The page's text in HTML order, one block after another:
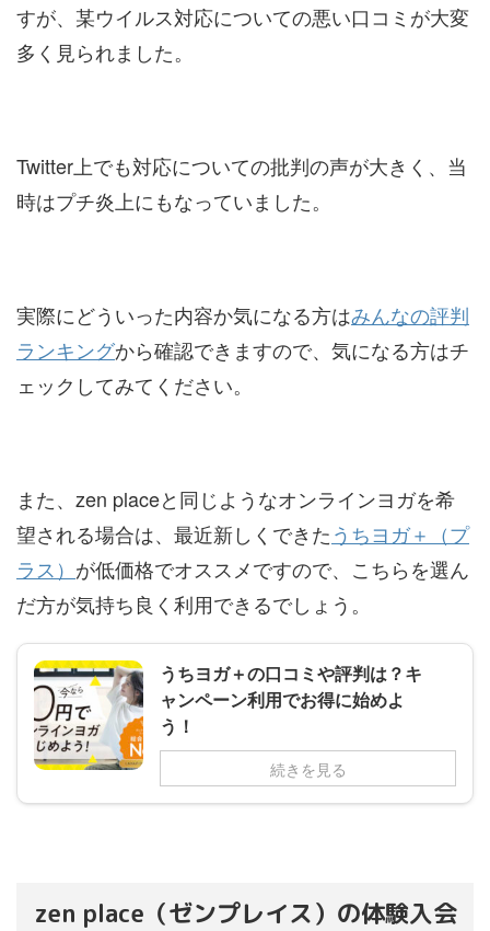
すが、某ウイルス対応についての悪い口コミが大変
多く見られました。
Twitter上でも対応についての批判の声が大きく、当
時はプチ炎上にもなっていました。
実際にどういった内容か気になる方はみんなの評判
ランキングから確認できますので、気になる方はチ
ェックしてみてください。
また、zen placeと同じようなオンラインヨガを希
望される場合は、最近新しくできたうちヨガ＋（プ
ラス） が低価格でオススメですので、こちらを選ん
だ方が気持ち良く利用できるでしょう。
うちヨガ＋の口コミや評判は？キ
ャンペーン利用でお得に始めよ
う！
続きを見る
zen place（ゼンプレイス）の体験入会